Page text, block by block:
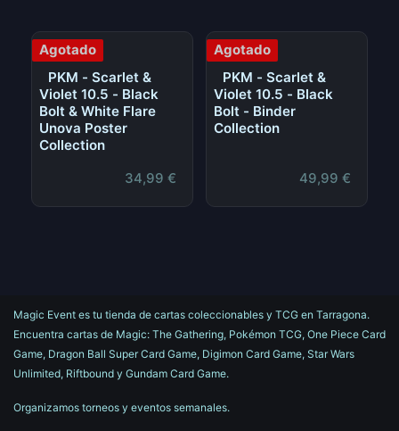
Agotado
PKM - Scarlet &
Violet 10.5 - Black
Bolt & White Flare
Unova Poster
Collection
34,99 €
Agotado
PKM - Scarlet &
Violet 10.5 - Black
Bolt - Binder
Collection
49,99 €
Magic Event es tu tienda de cartas coleccionables y TCG en Tarragona.
Encuentra cartas de Magic: The Gathering, Pokémon TCG, One Piece Card
Game, Dragon Ball Super Card Game, Digimon Card Game, Star Wars
Unlimited, Riftbound y Gundam Card Game.
Organizamos torneos y eventos semanales.